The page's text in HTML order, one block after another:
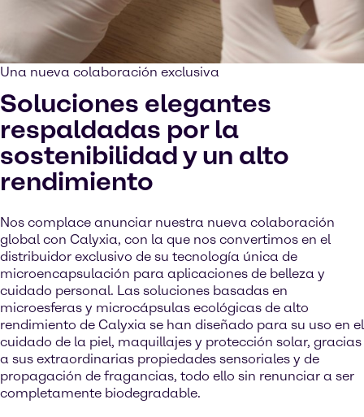
Una nueva colaboración exclusiva
Soluciones elegantes
respaldadas por la
sostenibilidad y un alto
rendimiento
Nos complace anunciar nuestra nueva colaboración
global con Calyxia, con la que nos convertimos en el
distribuidor exclusivo de su tecnología única de
microencapsulación para aplicaciones de belleza y
cuidado personal. Las soluciones basadas en
microesferas y microcápsulas ecológicas de alto
rendimiento de Calyxia se han diseñado para su uso en el
cuidado de la piel, maquillajes y protección solar, gracias
a sus extraordinarias propiedades sensoriales y de
propagación de fragancias, todo ello sin renunciar a ser
completamente biodegradable.